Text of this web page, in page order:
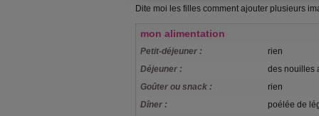
Dite moi les filles comment ajouter plusieurs
mon alimentation
Petit-déjeuner :
rien
Déjeuner :
des nouilles
Goûter ou snack :
rien
Dîner :
poélée de